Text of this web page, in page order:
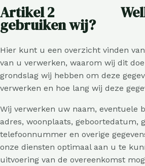
Artikel 2 Welke
gebruiken wij?
Hier kunt u een overzicht vinden
van u verwerken, waarom wij dit
grondslag wij hebben om deze
verwerken en hoe lang wij deze
Wij verwerken uw naam, eventuele
adres, woonplaats, geboortedatum,
telefoonnummer en overige
onze diensten optimaal aan u te
uitvoering van de overeenkomst